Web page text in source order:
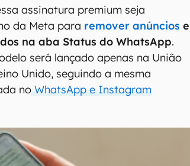
assinatura premium seja
da Meta para remover anúnciose
na aba Status do WhatsApp.
será lançado apenas na União
Unido, seguindo a mesma
no WhatsApp e Instagram